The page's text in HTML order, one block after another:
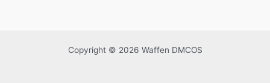
Copyright © 2026 Waffen DMCOS